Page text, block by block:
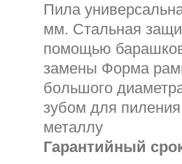
Пила
мм. Стальная
помощью
замены Форма
большого
зубом для
металлу
Гарантийный